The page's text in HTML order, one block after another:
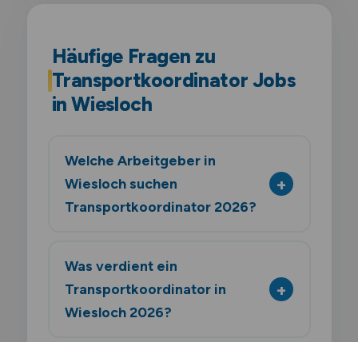
Häufige Fragen zu
Transportkoordinator Jobs
in Wiesloch
Welche Arbeitgeber in
Wiesloch suchen
Transportkoordinator 2026?
Was verdient ein
Transportkoordinator in
Wiesloch 2026?